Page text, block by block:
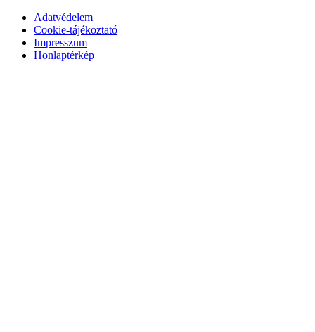
Adatvédelem
Cookie-tájékoztató
Impresszum
Honlaptérkép